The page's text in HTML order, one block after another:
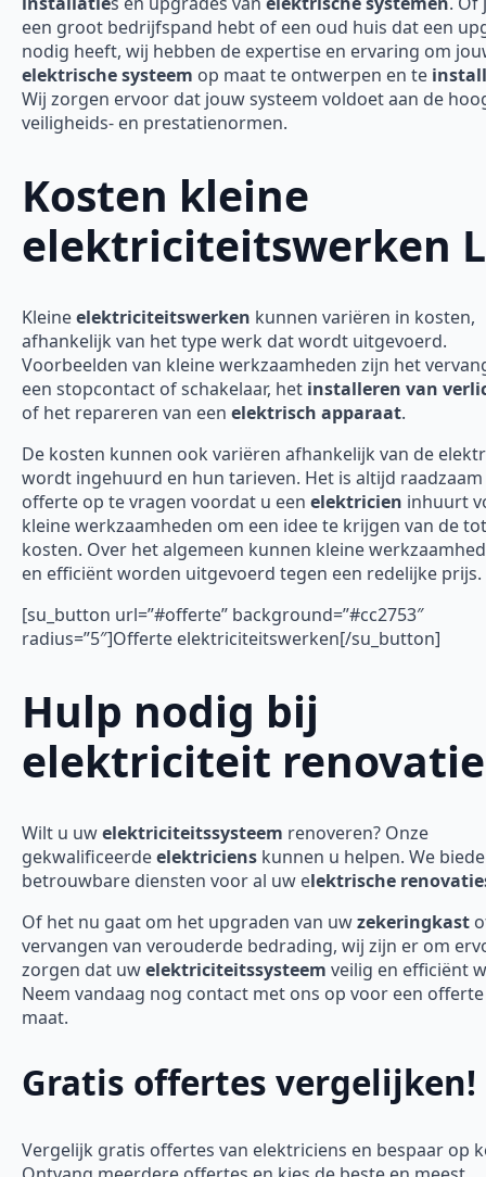
een groot bedrijfspand hebt of een oud huis dat een
nodig heeft, wij hebben de expertise en ervaring om
elektrische systeem op maat te ontwerpen en te
Wij zorgen ervoor dat jouw systeem voldoet aan de
veiligheids- en prestatienormen.
Kosten kleine
elektriciteitswerken
Kleineelektriciteitswerken kunnen variëren in kosten,
afhankelijk van het type werk dat wordt uitgevoerd.
Voorbeelden van kleine werkzaamheden zijn het
een stopcontact of schakelaar, het installeren van
of het repareren van een elektrisch apparaat.
De kosten kunnen ook variëren afhankelijk van de
wordt ingehuurd en hun tarieven. Het is altijd
offerte op te vragen voordat u een elektricien inhuurt
kleine werkzaamheden om een idee te krijgen van de
kosten. Over het algemeen kunnen kleine
en efficiënt worden uitgevoerd tegen een redelijke prijs.
[su_button url=”#offerte” background=”#cc2753″
radius=”5″]Offerte elektriciteitswerken[/su_button]
Hulp nodig bij
elektriciteit
Wilt u uwelektriciteitssysteem renoveren? Onze
gekwalificeerdeelektriciens kunnen u helpen. We
betrouwbare diensten voor al uw elektrische
Of het nu gaat om het upgraden van uwzekeringkast
vervangen van verouderde bedrading, wij zijn er om
zorgen dat uwelektriciteitssysteem veilig en efficiënt
Neem vandaag nog contact met ons op voor een
maat.
Gratis offertes vergelijken!
Vergelijk gratis offertes van elektriciens en bespaar op